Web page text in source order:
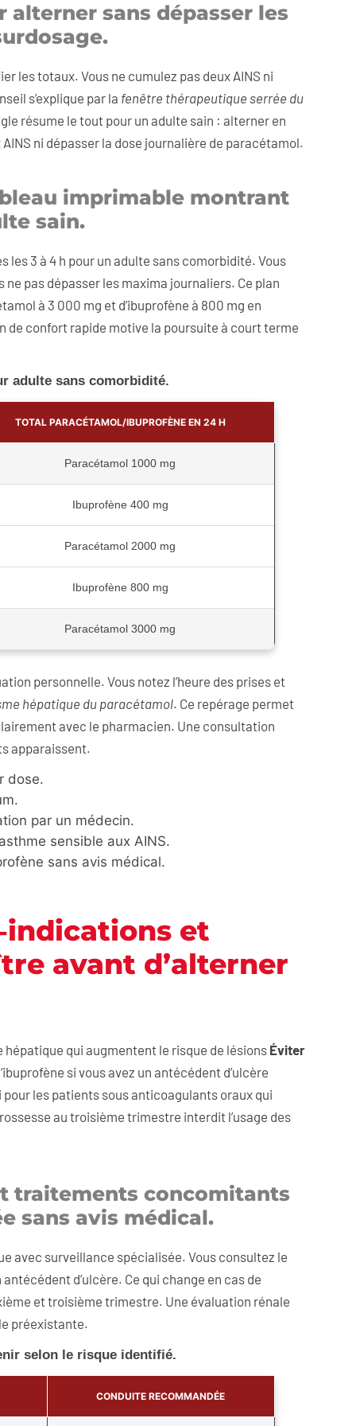
alterner sans dépasser les
les totaux. Vous ne cumulez pas deux AINS ni
s’explique par la fenêtre thérapeutique serrée du
résume le tout pour un adulte sain : alterner en
ni dépasser la dose journalière de paracétamol.
imprimable montrant
sain.
3 à 4 h pour un adulte sans comorbidité. Vous
pas dépasser les maxima journaliers. Ce plan
à 3 000 mg et d’ibuprofène à 800 mg en
de confort rapide motive la poursuite à court terme
adulte sans comorbidité.
TOTAL PARACÉTAMOL/IBUPROFÈNE EN 24 H
Paracétamol 1000 mg
Ibuprofène 400 mg
Paracétamol 2000 mg
Ibuprofène 800 mg
Paracétamol 3000 mg
personnelle. Vous notez l’heure des prises et
hépatique du paracétamol. Ce repérage permet
avec le pharmacien. Une consultation
apparaissent.
dose.
par un médecin.
sensible aux AINS.
sans avis médical.
et
avant d’alterner
qui augmentent le risque de lésions Éviter
si vous avez un antécédent d’ulcère
les patients sous anticoagulants oraux qui
au troisième trimestre interdit l’usage des
traitements concomitants
sans avis médical.
avec surveillance spécialisée. Vous consultez le
d’ulcère. Ce qui change en cas de
et troisième trimestre. Une évaluation rénale
préexistante.
selon le risque identifié.
CONDUITE RECOMMANDÉE